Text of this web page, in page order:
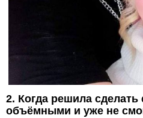
2. Когда решила
объёмными и уже не